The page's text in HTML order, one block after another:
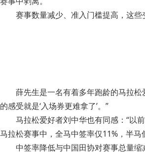
赛事数量减少、准入门槛提高，这
薛先生是一名有着多年跑龄的马拉
的感受就是‘入场券更难拿了’。”
马拉松爱好者刘中华也有同感：“以
马拉松赛事中，全马中签率仅11%，半马
中签率降低与中国田协对赛事总量